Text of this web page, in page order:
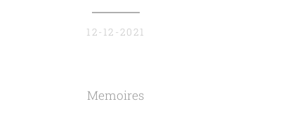
12-12-2021
Memoires